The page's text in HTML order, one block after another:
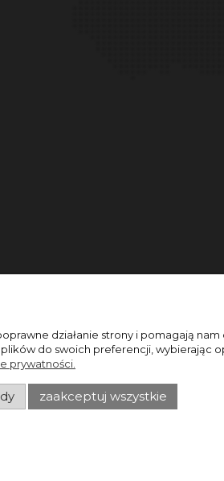
działanie strony i pomagają
do swoich preferencji, wybierając
prywatności.
zaakceptuj wszystkie